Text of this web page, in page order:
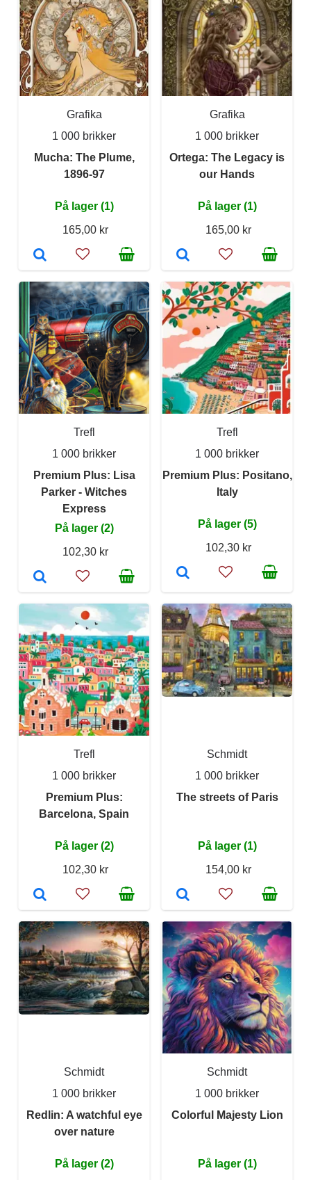
Grafika
1 000 brikker
Mucha: The Plume,
1896-97
På lager (1)
165,00 kr
Grafika
1 000 brikker
Ortega: The Legacy is
our Hands
På lager (1)
165,00 kr
Trefl
1 000 brikker
Premium Plus: Lisa
Parker - Witches
Express
På lager (2)
102,30 kr
Trefl
1 000 brikker
Premium Plus: Positano,
Italy
På lager (5)
102,30 kr
Trefl
1 000 brikker
Premium Plus:
Barcelona, Spain
På lager (2)
102,30 kr
Schmidt
1 000 brikker
The streets of Paris
På lager (1)
154,00 kr
Schmidt
1 000 brikker
Redlin: A watchful eye
over nature
På lager (2)
Schmidt
1 000 brikker
Colorful Majesty Lion
På lager (1)